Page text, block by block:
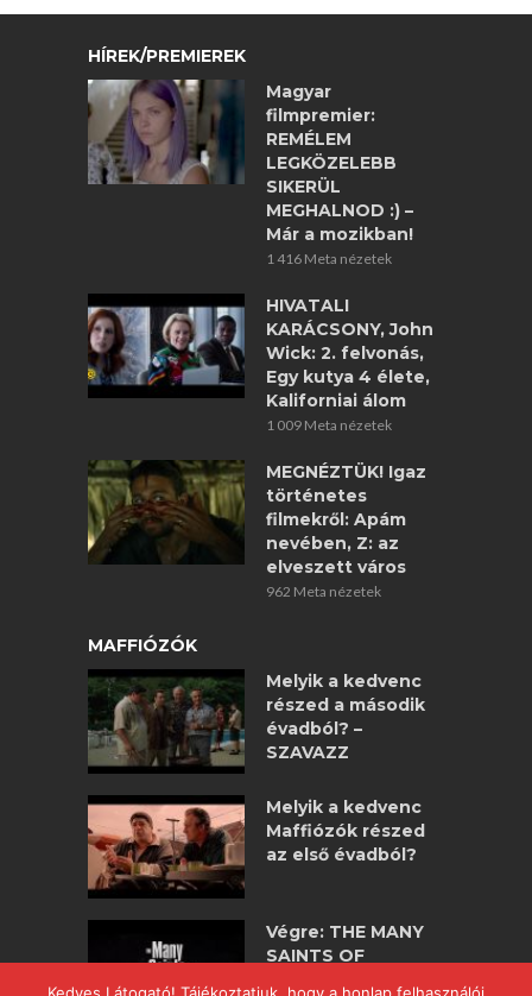
HÍREK/PREMIEREK
Magyar
filmpremier:
REMÉLEM
LEGKÖZELEBB
SIKERÜL
MEGHALNOD :) –
Már a mozikban!
1 416 Meta nézetek
HIVATALI
KARÁCSONY, John
Wick: 2. felvonás,
Egy kutya 4 élete,
Kaliforniai álom
1 009 Meta nézetek
MEGNÉZTÜK! Igaz
történetes
filmekről: Apám
nevében, Z: az
elveszett város
962 Meta nézetek
MAFFIÓZÓK
Melyik a kedvenc
részed a második
évadból? –
SZAVAZZ
Melyik a kedvenc
Maffiózók részed
az első évadból?
Végre: THE MANY
SAINTS OF